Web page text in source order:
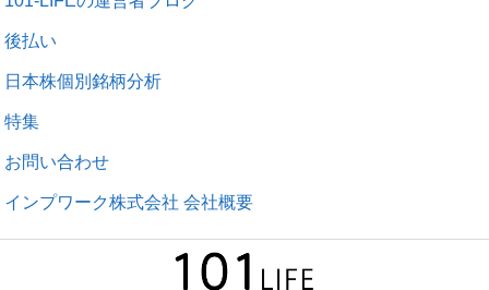
後払い
日本株個別銘柄分析
特集
お問い合わせ
インプワーク株式会社 会社概要